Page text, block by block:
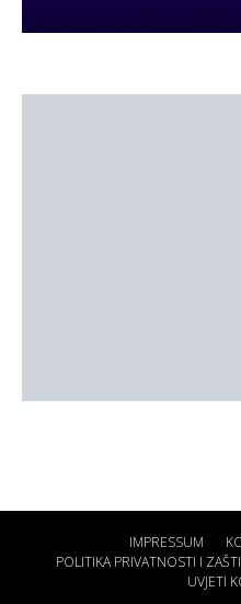
IMPRESSUM
POLITIKA PRIVATNOSTI I
UVJETI